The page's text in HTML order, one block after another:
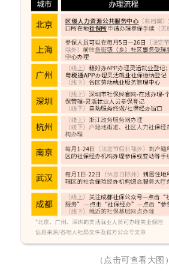
（点击可查看大图）